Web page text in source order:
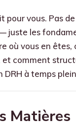
pour vous. Pas
juste les
où vous en êtes,
et comment
DRH à temps
Matières